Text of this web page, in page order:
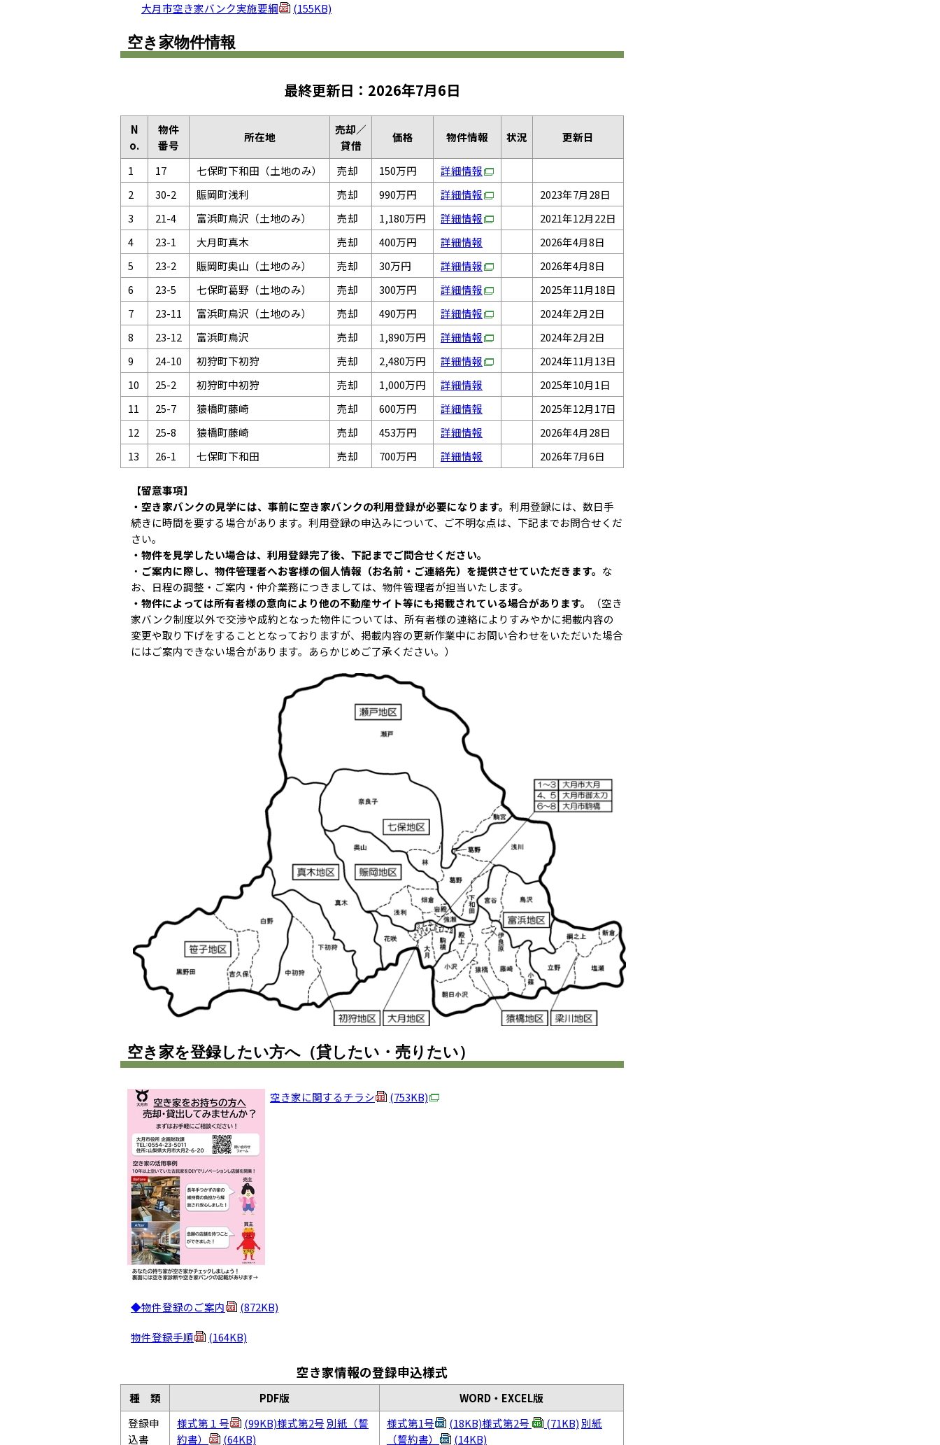
大月市空き家バンク実施要綱 (155KB)
空き家物件情報
最終更新日：2026年7月6日
N
o.
物件
番号
所在地
売却／
貸借
価格 物件情報 状況 更新日
1 17 七保町下和田（土地のみ） 売却 150万円
詳細情報
2
30-2 賑岡町浅利 売却 990万円 詳細情報
2023年7月28日
3
21-4 富浜町鳥沢（土地のみ） 売却 1,180万円 詳細情報
2021年12月22日
4
23-1 大月町真木 売却 400万円 詳細情報
2026年4月8日
5
23-2 賑岡町奥山（土地のみ） 売却 30万円 詳細情報
2026年4月8日
6
23-5 七保町葛野（土地のみ） 売却 300万円 詳細情報
2025年11月18日
7
23-11 富浜町鳥沢（土地のみ） 売却 490万円 詳細情報
2024年2月2日
8
23-12 富浜町鳥沢 売却 1,890万円 詳細情報
2024年2月2日
9
24-10 初狩町下初狩 売却 2,480万円 詳細情報
2024年11月13日
10
25-2 初狩町中初狩 売却 1,000万円 詳細情報
2025年10月1日
11
25-7 猿橋町藤崎 売却 600万円 詳細情報
2025年12月17日
12
25-8 猿橋町藤崎 売却 453万円 詳細情報
2026年4月28日
13
26-1 七保町下和田 売却 700万円 詳細情報 2026年7月6日
【留意事項】
・空き家バンクの見学には、事前に空き家バンクの利用登録が必要になります。 利用登録には、数日手
続きに時間を要する場合があります。利用登録の申込みについて、ご不明な点は、下記までお問合せくだ
さい。
・物件を見学したい場合は、利用登録完了後、下記までご問合せください。
・ ご案内に際し、物件管理者へお客様の個人情報（お名前・ご連絡先）を提供させていただきます。 な
お、日程の調整・ご案内・仲介業務につきましては、物件管理者が担当いたします。
・物件によっては所有者様の意向により他の不動産サイト等にも掲載されている場合があります。
（空き
家バンク制度以外で交渉や成約となった物件については、所有者様の連絡によりすみやかに掲載内容の
変更や取り下げをすることとなっておりますが、掲載内容の更新作業中にお問い合わせをいただいた場合
にはご案内できない場合があります。あらかじめご了承ください。）
空き家を登録したい方へ（貸したい・売りたい）
空き家に関するチラシ (753KB)
◆物件登録のご案内 (872KB)
物件登録手順 (164KB)
空き家情報の登録申込様式
種 類 PDF版
WORD・EXCEL版
登録申
込書
様式第１号 (99KB)様式第2号 別紙（誓
約書）
(64KB)
様式第1号 (18KB)様式第2号 (71KB) 別紙
（誓約書）
(14KB)